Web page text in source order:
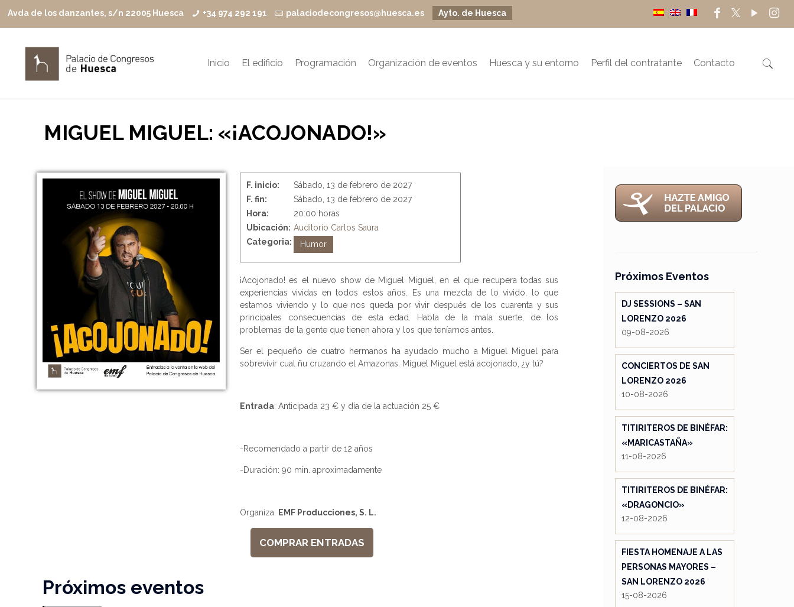
Avda de los danzantes, s/n 22005 Huesca +34 974 292 191 palaciodecongresos@huesca.es Ayto. de Huesca
Inicio El edificio Programación Organización de eventos Huesca y su entorno Perfil del contratante Contacto
MIGUEL MIGUEL: «¡ACOJONADO!»
F. inicio:
Sábado, 13 de febrero de 2027
F. fin:
Sábado, 13 de febrero de 2027
Hora:
20:00 horas
Ubicación: Auditorio Carlos Saura
Categoria:
Humor
¡Acojonado! es el nuevo show de Miguel Miguel, en el que recupera todas sus
experiencias vividas en todos estos años. Es una mezcla de lo vivido, lo que
estamos viviendo y lo que nos queda por vivir después de los cuarenta y sus
principales consecuencias de esta edad. Habla de la mala suerte, de los
problemas de la gente que tienen ahora y los que teníamos antes.
Ser el pequeño de cuatro hermanos ha ayudado mucho a Miguel Miguel para
sobrevivir cual ñu cruzando el Amazonas. Miguel Miguel está acojonado, ¿y tú?
Entrada: Anticipada 23 € y día de la actuación 25 €
-Recomendado a partir de 12 años
-Duración: 90 min. aproximadamente
Organiza: EMF Producciones, S. L.
COMPRAR ENTRADAS
Próximos eventos
Próximos Eventos
DJ SESSIONS – SAN
LORENZO 2026
09-08-2026
CONCIERTOS DE SAN
LORENZO 2026
10-08-2026
TITIRITEROS DE BINÉFAR:
«MARICASTAÑA»
11-08-2026
TITIRITEROS DE BINÉFAR:
«DRAGONCIO»
12-08-2026
FIESTA HOMENAJE A LAS
PERSONAS MAYORES –
SAN LORENZO 2026
15-08-2026